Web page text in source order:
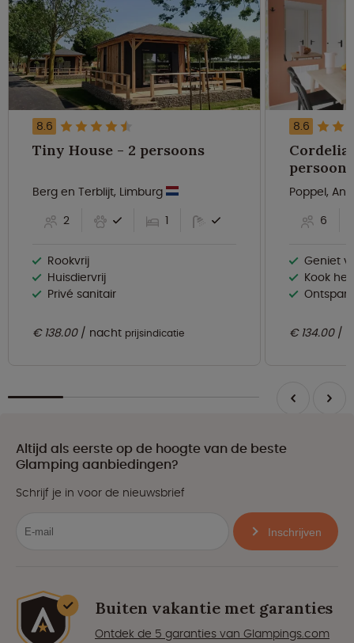
8.6
Tiny House - 2 persoons
Berg en Terblijt, Limburg
2
1
Rookvrij
Huisdiervrij
Privé sanitair
€ 138.00 nacht prijsindicatie
8.6
Cordelia
persoons
Poppel,
6
Geniet van
Kook heerlijke
Ontspan
€ 134.00
Altijd als eerste op de hoogte van de beste
Glamping aanbiedingen?
Schrijf je in voor de nieuwsbrief
Inschrijven
Buiten vakantie met garanties
Ontdek de 5 garanties van Glampings.com